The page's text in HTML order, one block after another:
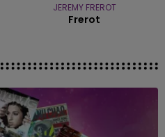
JEREMY FREROT
Frerot